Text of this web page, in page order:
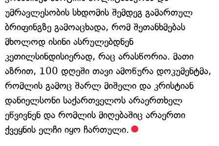
უმრავლესობის სხდომის შემდეგ გამართულ
ბრიფინგზე გამოაცხადა, რომ შეთანხმებას
მხოლოდ ისინი ასრულებდნენ
კეთილსინდისიერად, რაც არასწორია. მათი
აზრით, 100 დღეში თავი ამოწურა დოკუმენტმა,
რომლის გამოც შარლ მიშელი და კრისტიან
დანიელსონი საქართველოს არაერთხელ
ეწვივნენ და რომლის მიღებაშიც არაერთი
ქვეყნის ელჩი იყო ჩართული.